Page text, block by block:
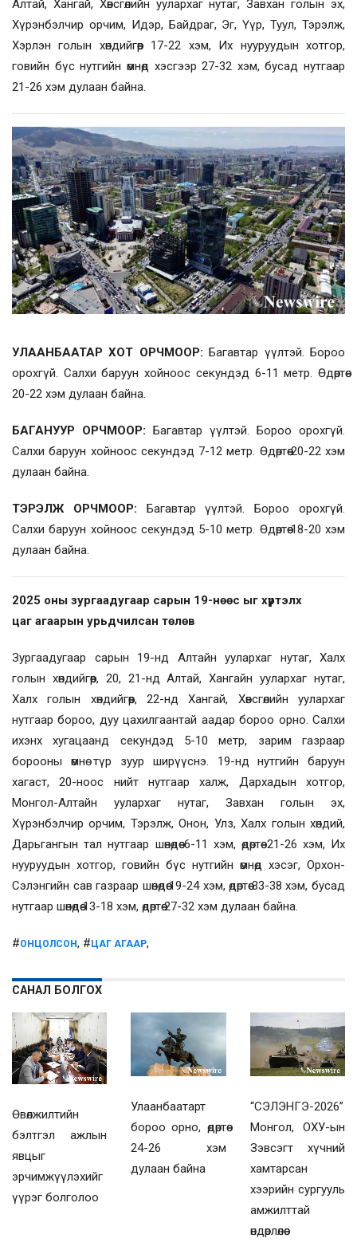
Алтай, Хангай, Хөвсгөлийн уулархаг нутаг, Завхан голын эх,
Хүрэнбэлчир орчим, Идэр, Байдраг, Эг, Үүр, Туул, Тэрэлж,
Хэрлэн голын хөндийгөөр 17-22 хэм, Их нууруудын хотгор,
говийн бүс нутгийн өмнөд хэсгээр 27-32 хэм, бусад нутгаар
21-26 хэм дулаан байна.
УЛААНБААТАР ХОТ ОРЧМООР: Багавтар үүлтэй. Бороо
орохгүй. Салхи баруун хойноос секундэд 6-11 метр. Өдөртөө
20-22 хэм дулаан байна.
БАГАНУУР ОРЧМООР: Багавтар үүлтэй. Бороо орохгүй.
Салхи баруун хойноос секундэд 7-12 метр. Өдөртөө 20-22 хэм
дулаан байна.
ТЭРЭЛЖ ОРЧМООР: Багавтар үүлтэй. Бороо орохгүй.
Салхи баруун хойноос секундэд 5-10 метр. Өдөртөө 18-20 хэм
дулаан байна.
2025 оны зургаадугаар сарын 19-нөөс ыг хүртэлх
цаг агаарын урьдчилсан төлөв
Зургаадугаар сарын 19-нд Алтайн уулархаг нутаг, Халх
голын хөндийгөөр, 20, 21-нд Алтай, Хангайн уулархаг нутаг,
Халх голын хөндийгөөр, 22-нд Хангай, Хөвсгөлийн уулархаг
нутгаар бороо, дуу цахилгаантай аадар бороо орно. Салхи
ихэнх хугацаанд секундэд 5-10 метр, зарим газраар
борооны өмнө түр зуур ширүүснэ. 19-нд нутгийн баруун
хагаст, 20-ноос нийт нутгаар халж, Дархадын хотгор,
Монгол-Алтайн уулархаг нутаг, Завхан голын эх,
Хүрэнбэлчир орчим, Тэрэлж, Онон, Улз, Халх голын хөндий,
Дарьгангын тал нутгаар шөнөдөө 6-11 хэм, өдөртөө 21-26 хэм, Их
нууруудын хотгор, говийн бүс нутгийн өмнөд хэсэг, Орхон-
Сэлэнгийн сав газраар шөнөдөө 19-24 хэм, өдөртөө 33-38 хэм, бусад
нутгаар шөнөдөө 13-18 хэм, өдөртөө 27-32 хэм дулаан байна.
#ОНЦОЛСОН, # ЦАГ АГААР,
САНАЛ БОЛГОХ
Өвөлжилтийн
бэлтгэл ажлын
явцыг
эрчимжүүлэхийг
үүрэг болголоо
Улаанбаатарт
бороо орно, өдөртөө
24-26 хэм
дулаан байна
“СЭЛЭНГЭ-2026”
Монгол, ОХУ-ын
Зэвсэгт хүчний
хамтарсан
хээрийн сургууль
амжилттай
өндөрлөлөө